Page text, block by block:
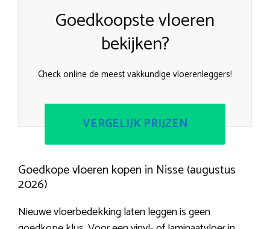
Goedkoopste vloeren
bekijken?
Check online de meest vakkundige vloerenleggers!
VERGELIJK PRIJZEN
Goedkope vloeren kopen in Nisse (augustus
2026)
Nieuwe vloerbedekking laten leggen is geen